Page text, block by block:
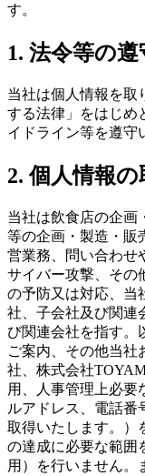
す。
1. 法令等の遵
当社は個人情報を取
する法律」をはじめ
イドライン等を遵守
2. 個人情報の
当社は飲食店の企画
等の企画・製造・販
営業務、問い合わせ
サイバー攻撃、その
の予防又は対応、当
社、子会社及び関連
び関連会社を指す。
ご案内、その他当社
社、株式会社
用、人事管理上必要
ルアドレス、電話番
取得いたします。）
の達成に必要な範囲
用）を行いません。